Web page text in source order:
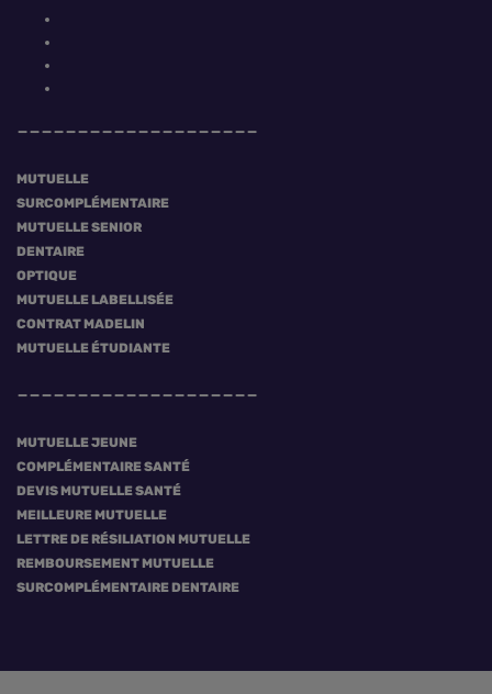
MUTUELLE
SURCOMPLÉMENTAIRE
MUTUELLE SENIOR
DENTAIRE
OPTIQUE
MUTUELLE LABELLISÉE
CONTRAT MADELIN
MUTUELLE ÉTUDIANTE
MUTUELLE JEUNE
COMPLÉMENTAIRE SANTÉ
DEVIS MUTUELLE SANTÉ
MEILLEURE MUTUELLE
LETTRE DE RÉSILIATION MUTUELLE
REMBOURSEMENT MUTUELLE
SURCOMPLÉMENTAIRE DENTAIRE